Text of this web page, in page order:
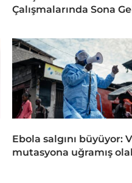
Çalışmalarında Sona
Ebola salgını büyüyor:
mutasyona uğramış